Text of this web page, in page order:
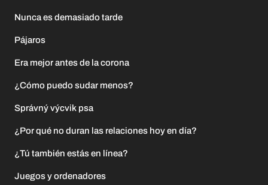
Nunca es demasiado tarde
Pájaros
Era mejor antes de la corona
¿Cómo puedo sudar menos?
Správný výcvik psa
¿Por qué no duran las relaciones hoy en día?
¿Tú también estás en línea?
Juegos y ordenadores